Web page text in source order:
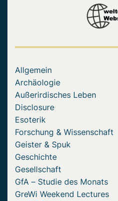
Allgemein
Archäologie
Außerirdisches Leben
Disclosure
Esoterik
Forschung & Wissenschaft
Geister & Spuk
Geschichte
Gesellschaft
GfA – Studie des Monats
GreWi Weekend Lectures